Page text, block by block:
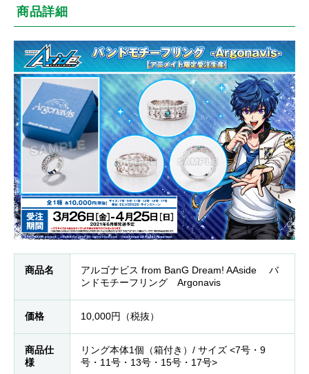
商品詳細
商品名
アルゴナビス from BanG Dream! AAside バ
ンドモチーフリング Argonavis
価格 10,000円（税抜）
商品仕
様
リング本体1個（箱付き）/ サイズ <7号・9
号・11号・13号・15号・17号>